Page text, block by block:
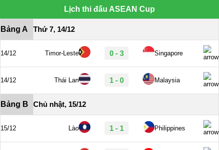
Lịch thi đấu ASEAN Cup
Bảng A Thứ 7, 14/12
14/12 Timor-Leste 0 - 3 Singapore
14/12 Thái Lan 1 - 0 Malaysia
Bảng B Chủ nhật, 15/12
15/12 Lào 1 - 1 Philippines